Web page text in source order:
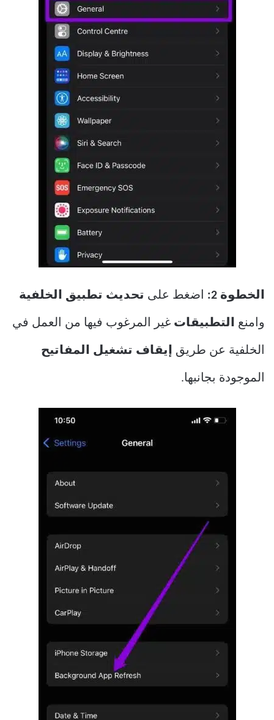
الخطوة 2: اضغط على تحديث تطبيق الخلفية
وامنع التطبيقات غير المرغوب فيها من العمل في
الخلفية عن طريق إيقاف تشغيل المفاتيح
الموجودة بجانبها.